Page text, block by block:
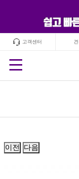
안보기
고객센터
이전 다음